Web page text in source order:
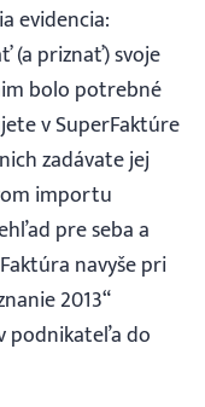
evidencia:
(a priznať) svoje
bolo potrebné
v SuperFaktúre
zadávate jej
importu
pre seba a
navyše pri
2013“
podnikateľa do